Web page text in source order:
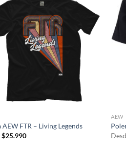
AEW FTR – Living Legends
$25.990
AEW